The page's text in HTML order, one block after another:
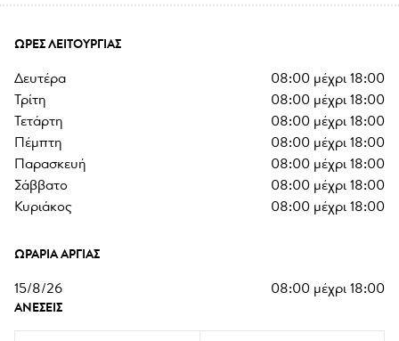
ΏΡΕΣ ΛΕΙΤΟΥΡΓΊΑΣ
δευτέρα 08:00 μέχρι18:00
τρίτη
08:00 μέχρι18:00
τετάρτη
08:00 μέχρι18:00
πέμπτη
08:00 μέχρι18:00
παρασκευή
08:00 μέχρι18:00
σάββατο
08:00 μέχρι18:00
κυριάκος
08:00 μέχρι18:00
ΩΡΆΡΙΑ ΑΡΓΊΑΣ
15/8/26 08:00 μέχρι18:00
ΑΝΈΣΕΙΣ